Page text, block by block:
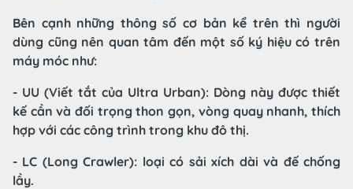
Bên cạnh những thông số cơ bản kể trên thì người
dùng cũng nên quan tâm đến một số ký hiệu có trên
máy móc như:
- UU (Viết tắt của Ultra Urban): Dòng này được thiết
kế cần và đối trọng thon gọn, vòng quay nhanh, thích
hợp với các công trình trong khu đô thị.
- LC (Long Crawler): loại có sải xích dài và đế chống
lầy.